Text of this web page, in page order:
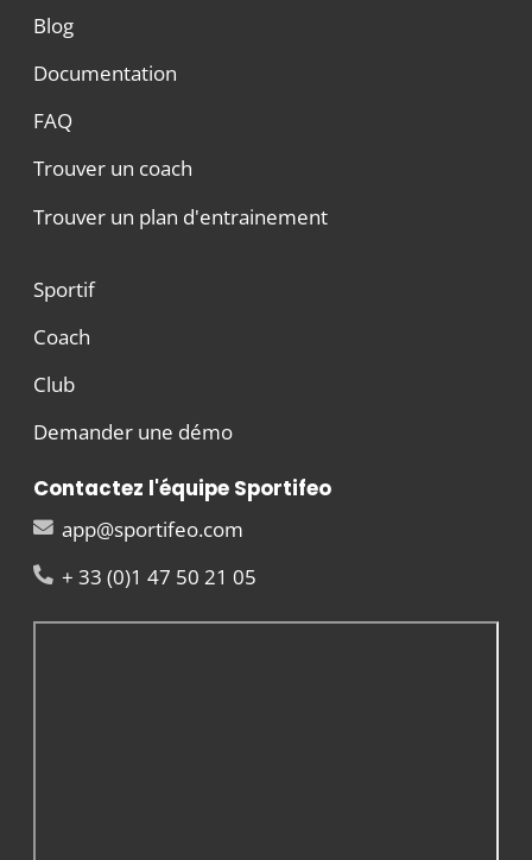
Blog
Documentation
FAQ
Trouver un coach
Trouver un plan d'entrainement
Sportif
Coach
Club
Demander une démo
Contactez l'équipe Sportifeo
app@sportifeo.com
+ 33 (0)1 47 50 21 05